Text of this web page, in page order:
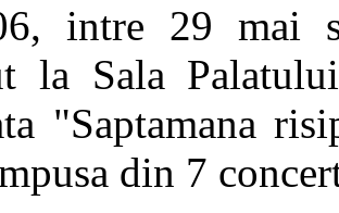
intre 29 mai
la Sala
"Saptamana
din 7